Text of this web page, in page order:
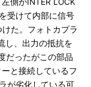
受けて内部に信号
た。フォトカプラ
し、出力の抵抗を
だったがこの部品
と接続しているフ
が劣化している可